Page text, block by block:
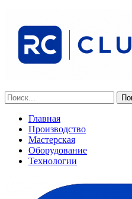
Главная
Производство
Мастерская
Оборудование
Технологии